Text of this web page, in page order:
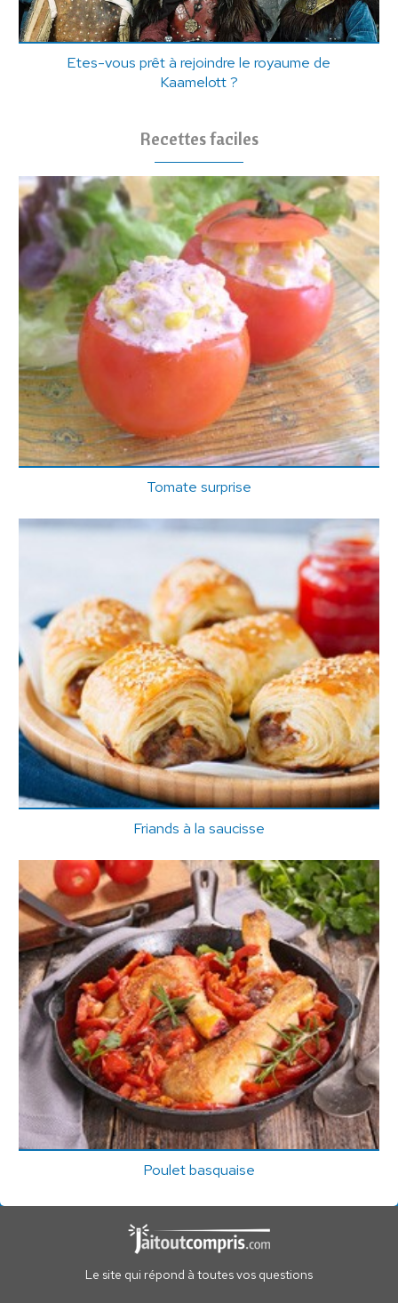
Etes-vous prêt à rejoindre le royaume de
Kaamelott ?
Recettes faciles
Tomate surprise
Friands à la saucisse
Poulet basquaise
Le site qui répond à toutes vos questions